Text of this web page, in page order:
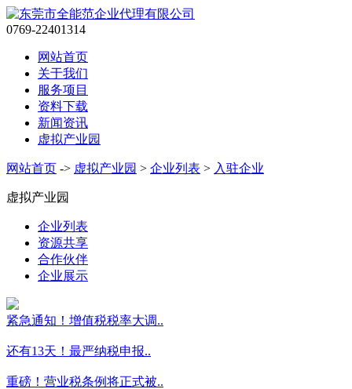
0769-22401314
网站首页
关于我们
服务项目
资料下载
新闻资讯
虚拟产业园
网站首页 -> 虚拟产业园 > 企业列表 > 入驻企业
虚拟产业园
企业列表
资源共享
合作伙伴
企业展示
紧急通知！增值税税率大调..
还有13天！最严纳税申报..
重磅！营业税条例将正式被..